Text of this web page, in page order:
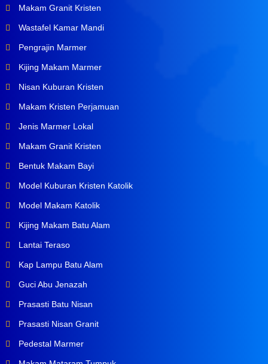
Makam Granit Kristen
Wastafel Kamar Mandi
Pengrajin Marmer
Kijing Makam Marmer
Nisan Kuburan Kristen
Makam Kristen Perjamuan
Jenis Marmer Lokal
Makam Granit Kristen
Bentuk Makam Bayi
Model Kuburan Kristen Katolik
Model Makam Katolik
Kijing Makam Batu Alam
Lantai Teraso
Kap Lampu Batu Alam
Guci Abu Jenazah
Prasasti Batu Nisan
Prasasti Nisan Granit
Pedestal Marmer